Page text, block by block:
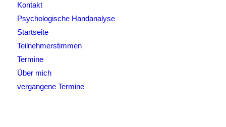
Kontakt
Psychologische Handanalyse
Startseite
Teilnehmerstimmen
Termine
Über mich
vergangene Termine